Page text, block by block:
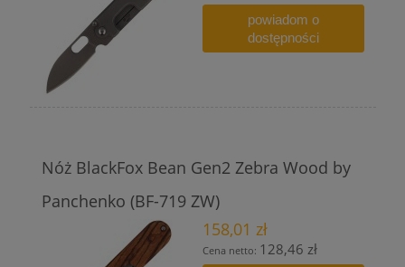
powiadom o
dostępności
Nóż BlackFox Bean Gen2 Zebra Wood by
Panchenko (BF-719 ZW)
158,01 zł
Cena netto: 128,46 zł